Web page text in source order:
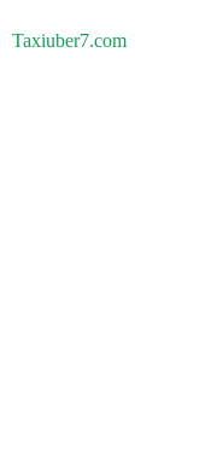
Taxiuber7.com